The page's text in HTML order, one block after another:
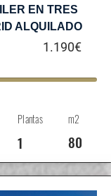
EN TRES
ALQUILADO
1.190€
Plantas
1
m2
80